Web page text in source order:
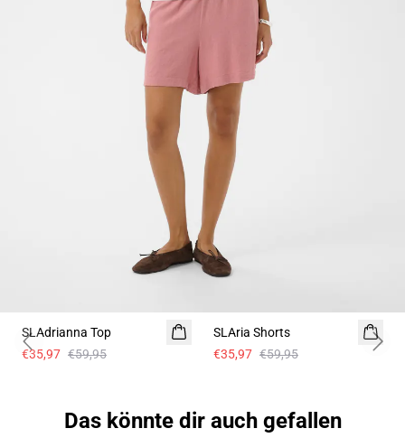
SLAdrianna Top
€35,97 €59,95
Leinen
SLAria Shorts
€35,97 €59,95
Previous slide Next
Das könnte dir auch gefallen